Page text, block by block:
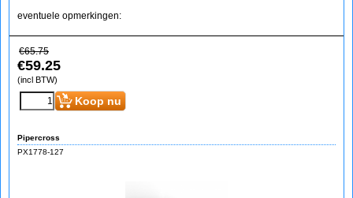
eventuele opmerkingen:
€65.75
€59.25
(incl BTW)
Koop nu
Pipercross
PX1778-127